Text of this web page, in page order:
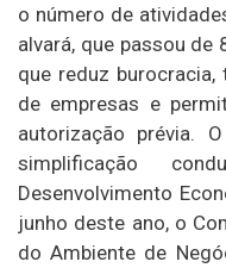
o número de
alvará, que passou de
que reduz
de empresas e
autorização prévia.
simplificação
Desenvolvimento
junho deste ano, o
do Ambiente de